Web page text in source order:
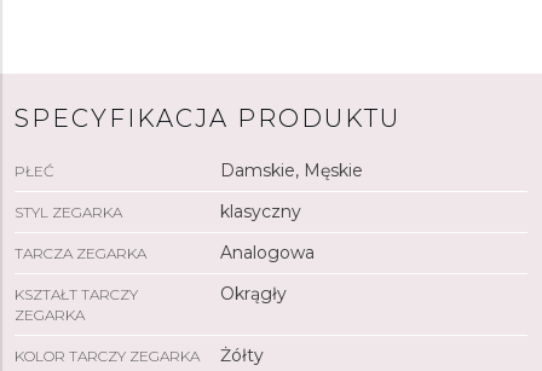
SPECYFIKACJA PRODUKTU
PŁEĆ Damskie, Męskie
STYL ZEGARKA klasyczny
TARCZA ZEGARKA Analogowa
KSZTAŁT TARCZY
ZEGARKA
Okrągły
KOLOR TARCZY ZEGARKA Żółty